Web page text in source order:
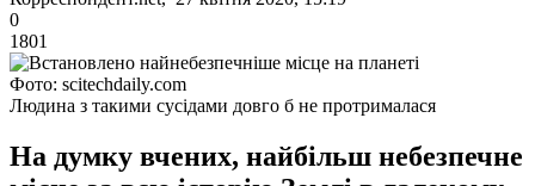
0
1801
Фото: scitechdaily.com
Людина з такими сусідами довго б не протрималася
На думку вчених, найбільш небезпечне